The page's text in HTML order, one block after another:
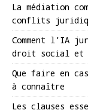
La médiation
conflits
Comment l’IA
droit social et
Que faire en
à connaître
Les clauses